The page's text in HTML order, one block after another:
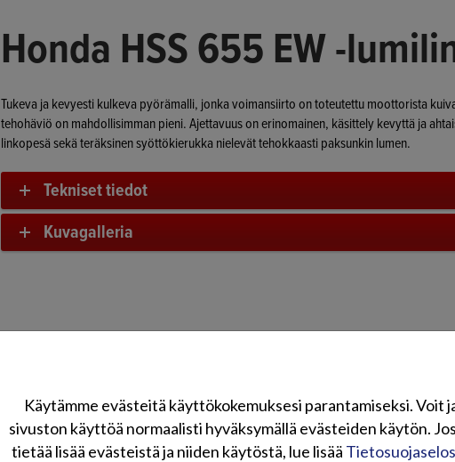
Honda HSS 655 EW -
Tukeva ja kevyesti kulkeva pyörämalli, jonka voimansiirto on toteutettu moottorista
tehohäviö on mahdollisimman pieni. Ajettavuus on erinomainen, käsittely kevyttä ja
linkopesä sekä teräksinen syöttökierukka nielevät tehokkaasti paksunkin lumen.
Tekniset tiedot
Kuvagalleria
Käytämme evästeitä käyttökokemuksesi parantamiseksi. Voit
sivuston käyttöä normaalisti hyväksymällä evästeiden käytön.
tietää lisää evästeistä ja niiden käytöstä, lue lisää